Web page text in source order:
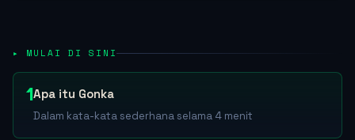
▸ MULAI DI SINI
1Apa itu Gonka
Dalam kata-kata sederhana selama 4 menit